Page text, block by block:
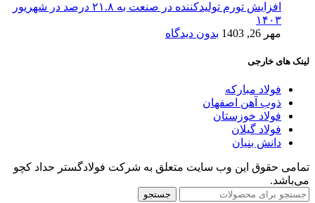
افزایش تورم تولیدکننده در صنعت به ۲۱.۸ درصد در شهریور
۱۴۰۳
مهر 26, 1403
بدون دیدگاه
لینک های خارجی
فولاد مبارکه
ذوب آهن اصفهان
فولاد خوزستان
فولاد گیلان
دانش بنیان
تمامی حقوق این وب سایت متعلق به شرکت فولادگستر حداد کچو
می‌باشد.
جستجو